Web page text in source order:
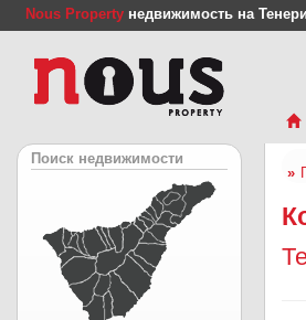
Nous Property недвижимость на
Поиск недвижимости